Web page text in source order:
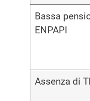
Bassa
ENPAPI
Assenza di